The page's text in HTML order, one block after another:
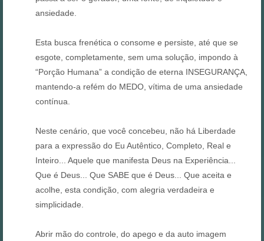
ansiedade.
Esta busca frenética o consome e persiste, até que se
esgote, completamente, sem uma solução, impondo à
“Porção Humana” a condição de eterna INSEGURANÇA,
mantendo-a refém do MEDO, vítima de uma ansiedade
contínua.
Neste cenário, que você concebeu, não há Liberdade
para a expressão do Eu Autêntico, Completo, Real e
Inteiro... Aquele que manifesta Deus na Experiência...
Que é Deus... Que SABE que é Deus... Que aceita e
acolhe, esta condição, com alegria verdadeira e
simplicidade.
Abrir mão do controle, do apego e da auto imagem